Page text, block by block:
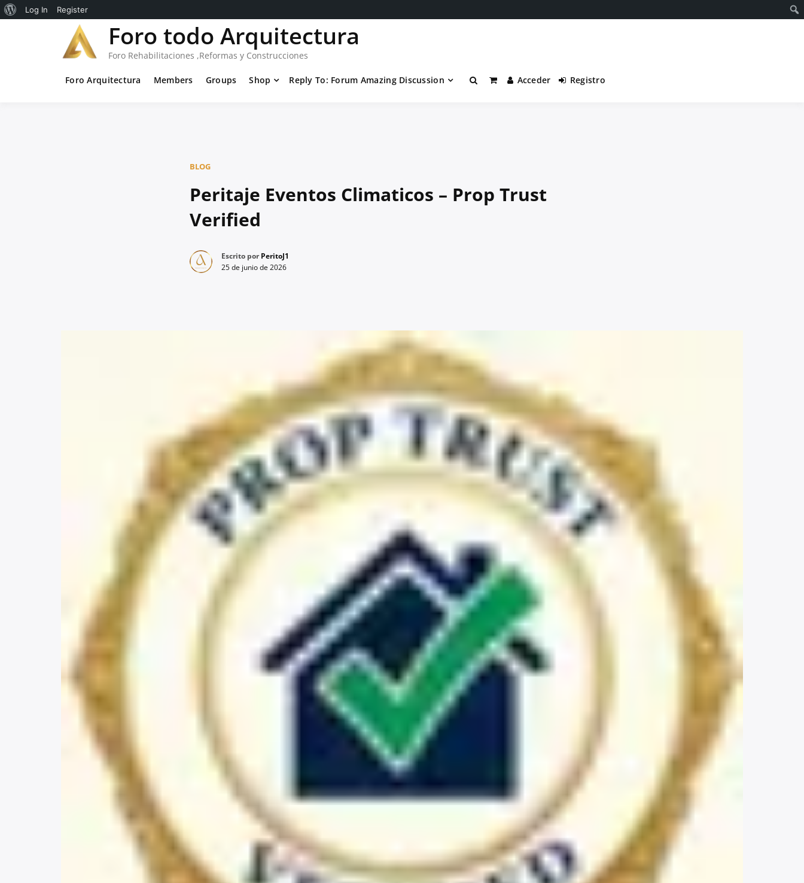
Foro todo Arquitectura
Foro Rehabilitaciones ,Reformas y Construcciones
Foro Arquitectura Members Groups Shop Reply To: Forum Amazing Discussion Acceder Registro
BLOG
Peritaje Eventos Climaticos – Prop Trust
Verified
Escrito porPeritoJ1
25 de junio de 2026
Acerca
Log In Register